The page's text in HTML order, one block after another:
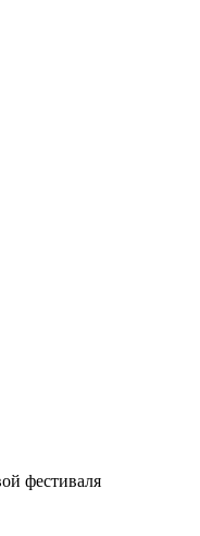
фестиваля